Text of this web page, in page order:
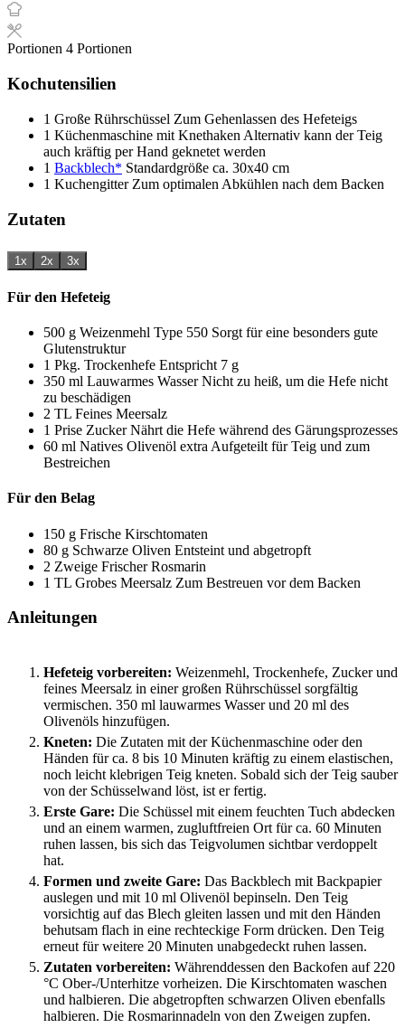
Portionen 4 Portionen
Kochutensilien
1 Große Rührschüssel Zum Gehenlassen des Hefeteigs
1 Küchenmaschine mit Knethaken Alternativ kann der Teig
auch kräftig per Hand geknetet werden
1 Backblech* Standardgröße ca. 30x40 cm
1 Kuchengitter Zum optimalen Abkühlen nach dem Backen
Zutaten
1x 2x 3x
Für den Hefeteig
500 g Weizenmehl Type 550 Sorgt für eine besonders gute
Glutenstruktur
1 Pkg. Trockenhefe Entspricht 7 g
350 ml Lauwarmes Wasser Nicht zu heiß, um die Hefe nicht
zu beschädigen
2 TL Feines Meersalz
1 Prise Zucker Nährt die Hefe während des Gärungsprozesses
60 ml Natives Olivenöl extra Aufgeteilt für Teig und zum
Bestreichen
Für den Belag
150 g Frische Kirschtomaten
80 g Schwarze Oliven Entsteint und abgetropft
2 Zweige Frischer Rosmarin
1 TL Grobes Meersalz Zum Bestreuen vor dem Backen
Anleitungen
Hefeteig vorbereiten: Weizenmehl, Trockenhefe, Zucker und
feines Meersalz in einer großen Rührschüssel sorgfältig
vermischen. 350 ml lauwarmes Wasser und 20 ml des
Olivenöls hinzufügen.
Kneten: Die Zutaten mit der Küchenmaschine oder den
Händen für ca. 8 bis 10 Minuten kräftig zu einem elastischen,
noch leicht klebrigen Teig kneten. Sobald sich der Teig sauber
von der Schüsselwand löst, ist er fertig.
Erste Gare: Die Schüssel mit einem feuchten Tuch abdecken
und an einem warmen, zugluftfreien Ort für ca. 60 Minuten
ruhen lassen, bis sich das Teigvolumen sichtbar verdoppelt
hat.
Formen und zweite Gare: Das Backblech mit Backpapier
auslegen und mit 10 ml Olivenöl bepinseln. Den Teig
vorsichtig auf das Blech gleiten lassen und mit den Händen
behutsam flach in eine rechteckige Form drücken. Den Teig
erneut für weitere 20 Minuten unabgedeckt ruhen lassen.
Zutaten vorbereiten: Währenddessen den Backofen auf 220
°C Ober-/Unterhitze vorheizen. Die Kirschtomaten waschen
und halbieren. Die abgetropften schwarzen Oliven ebenfalls
halbieren. Die Rosmarinnadeln von den Zweigen zupfen.